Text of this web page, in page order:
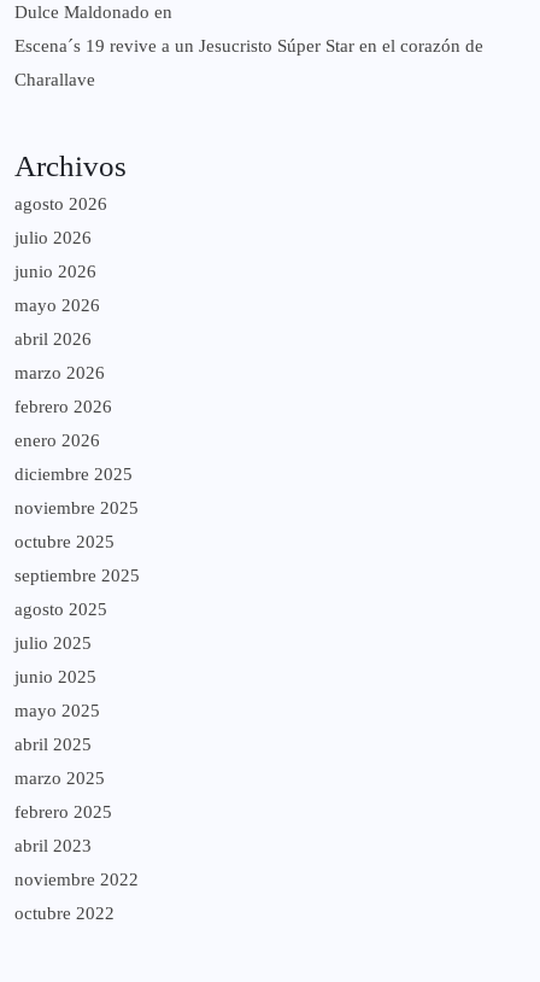
Dulce Maldonado en
Escena´s 19 revive a un Jesucristo Súper Star en el corazón de
Charallave
Archivos
agosto 2026
julio 2026
junio 2026
mayo 2026
abril 2026
marzo 2026
febrero 2026
enero 2026
diciembre 2025
noviembre 2025
octubre 2025
septiembre 2025
agosto 2025
julio 2025
junio 2025
mayo 2025
abril 2025
marzo 2025
febrero 2025
abril 2023
noviembre 2022
octubre 2022